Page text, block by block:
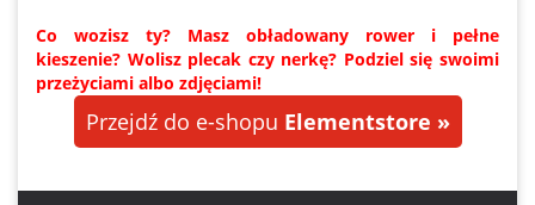
Co wozisz ty? Masz obładowany rower i pełne
kieszenie? Wolisz plecak czy nerkę? Podziel się swoimi
przeżyciami albo zdjęciami!
Przejdź do e-shopu Elementstore »